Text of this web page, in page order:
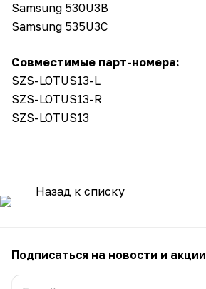
Samsung 530U3B
Samsung 535U3C
Совместимые парт-номера:
SZS-LOTUS13-L
SZS-LOTUS13-R
SZS-LOTUS13
Назад к списку
Подписаться на новости и акции